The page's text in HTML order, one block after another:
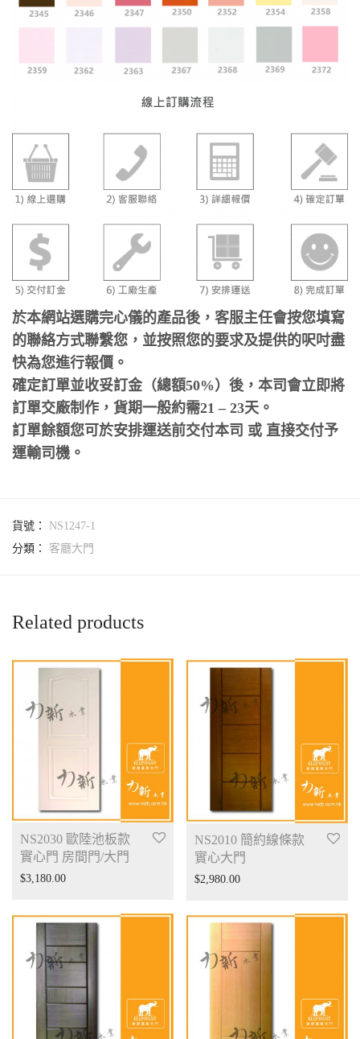
於本網站選購完心儀的產品後，客服主任會按您填寫
的聯絡方式聯繫您，並按照您的要求及提供的呎吋盡
快為您進行報價。
確定訂單並收妥訂金（總額50%）後，本司會立即將
訂單交廠制作，貨期一般約需21 – 23天。
訂單餘額您可於安排運送前交付本司 或 直接交付予
運輸司機。
貨號： NS1247-1
分類： 客廳大門
Related products
NS2030 歐陸池板款
實心門 房間門/大門
$3,180.00
NS2010 簡約線條款
實心大門
$2,980.00